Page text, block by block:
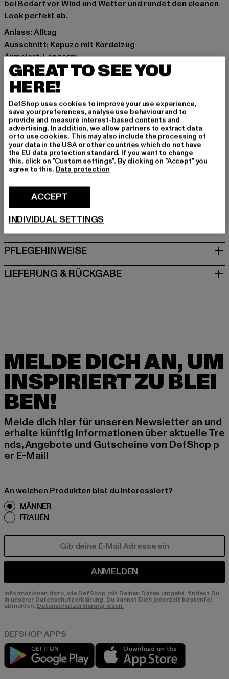
bei Bedarf vor Wind und Wetter und rundet den cleanen
Look perfekt ab.
Anlass: Alltag
Ausschnitt: Kapuze mit Kordelzug
Ärmelart: Langarm
Marke: Mister Tee
Kat.: Sweat & Fleece - Hoodies
Farbe: grau
Hersteller Farbe: charcoal
Materialzusammensetzung: 65% Baumwolle, 35%
Polyester
Art.Nr: MT2528-00091
Hersteller: TB International GmbH |info@tbint.de
GRÖSSE & PASSFORM
PFLEGEHINWEISE
LIEFERUNG & RÜCKGABE
MELDE DICH AN, UM
INSPIRIERT ZU BLEI
BEN!
Melde dich hier für unseren Newsletter an und
erhalte künftig Informationen über aktuelle Tre
nds, Angebote und Gutscheine von DefShop p
er E-Mail!
An welchen Produkten bist du interessiert?
MÄNNER
FRAUEN
ANMELDEN
Informationen dazu, wie DefShop mit Deinen Daten umgeht, findest Du
in unserer Datenschutzerklärung. Du kannst Dich jederzeit kostenfei
abmelden. Datenschutzerklärung lesen.
Play market
GREAT TO SEE YOU
HERE!
DefShop uses cookies to improve your use experience,
save your preferences, analyse use behaviour and to
provide and measure interest-based contents and
advertising. In addition, we allow partners to extract data
or to use cookies. This may also include the processing of
your data in the USA or other countries which do not have
the EU data protection standard. If you want to change
this, click on "Custom settings". By clicking on "Accept" you
agree to this. Data protection
ACCEPT
INDIVIDUAL SETTINGS